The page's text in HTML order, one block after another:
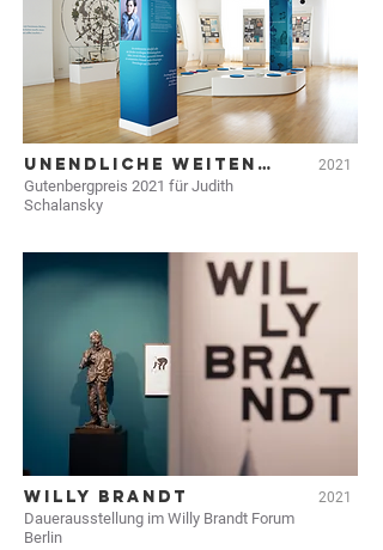
UNENDLICHE WEITEN… 2021
Gutenbergpreis 2021 für Judith
Schalansky
WILLY BRANDT 2021
Dauerausstellung im Willy Brandt Forum
Berlin